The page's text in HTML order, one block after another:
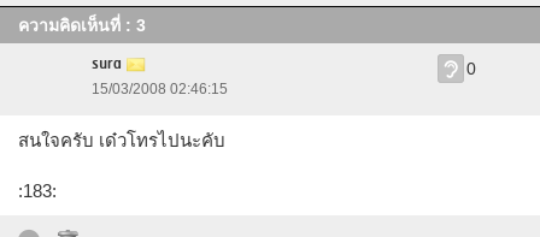
ความคิดเห็นที่ : 3
sura
15/03/2008 02:46:15
0
สนใจครับ เด๋วโทรไปนะคับ
:183: